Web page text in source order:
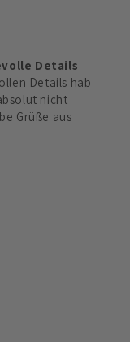
Details
Details hab
nicht
Grüße aus